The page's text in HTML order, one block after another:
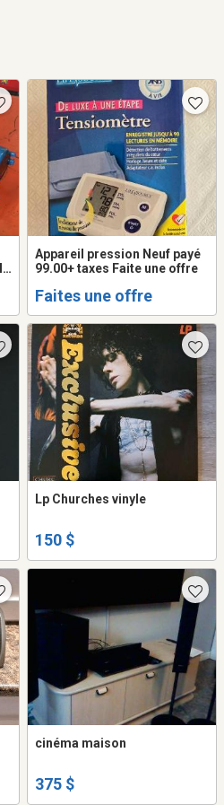
Appareil pression Neuf payé
99.00+ taxes Faite une offre
Faites une offre
Lp Churches vinyle
150 $
cinéma maison
375 $